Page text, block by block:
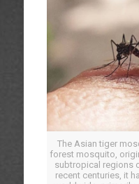
The Asian tiger
forest mosquito,
subtropical regions
recent centuries, it